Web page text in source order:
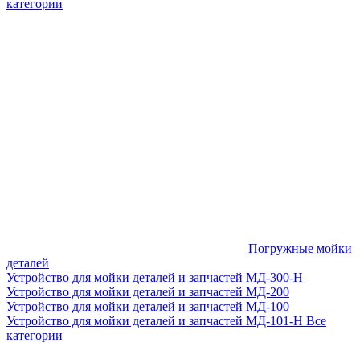
категории
Погружные мойки
деталей
Устройство для мойки деталей и запчастей МД-300-H
Устройство для мойки деталей и запчастей МД-200
Устройство для мойки деталей и запчастей МД-100
Устройство для мойки деталей и запчастей МД-101-Н Все
категории